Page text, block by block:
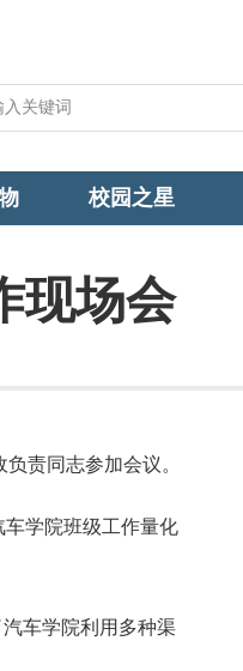
校园之星
现场会
责同志参加会议。
学院班级工作量化
车学院利用多种渠